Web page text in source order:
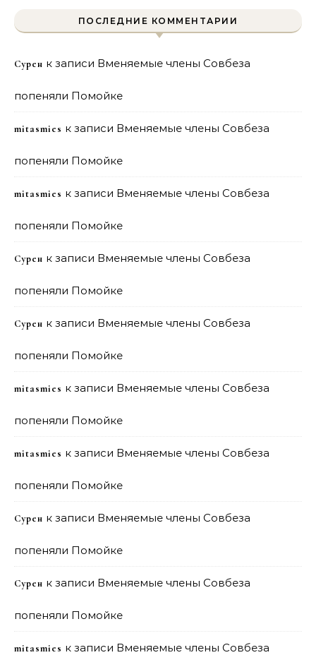
ПОСЛЕДНИЕ КОММЕНТАРИИ
Сурен к записи Вменяемые члены Совбеза
попеняли Помойке
mitasmies к записи Вменяемые члены Совбеза
попеняли Помойке
mitasmies к записи Вменяемые члены Совбеза
попеняли Помойке
Сурен к записи Вменяемые члены Совбеза
попеняли Помойке
Сурен к записи Вменяемые члены Совбеза
попеняли Помойке
mitasmies к записи Вменяемые члены Совбеза
попеняли Помойке
mitasmies к записи Вменяемые члены Совбеза
попеняли Помойке
Сурен к записи Вменяемые члены Совбеза
попеняли Помойке
Сурен к записи Вменяемые члены Совбеза
попеняли Помойке
mitasmies к записи Вменяемые члены Совбеза